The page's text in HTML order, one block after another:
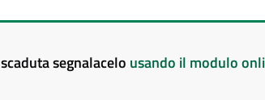
segnalacelo usando il modulo